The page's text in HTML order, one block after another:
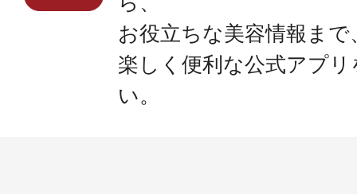
お役立ちな美容情報まで
楽しく便利な公式アプ
い。